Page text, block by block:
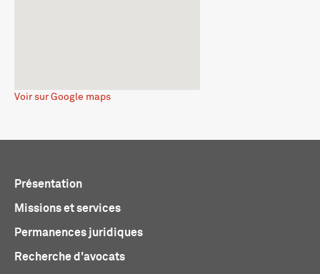
Voir sur Google maps
Présentation
Missions et services
Permanences juridiques
Recherche d'avocats